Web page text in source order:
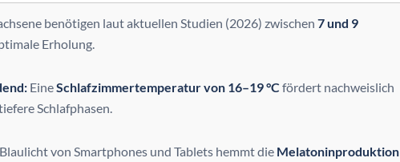
benötigen laut aktuellen Studien (2026) zwischen7 und 9
Erholung.
EineSchlafzimmertemperatur von 16–19 °C fördert nachweislich
Schlafphasen.
Blaulicht von Smartphones und Tablets hemmt die Melatoninproduktion